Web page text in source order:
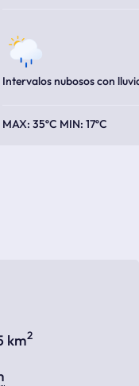
Intervalos nubosos con
35ºC 17ºC
km2